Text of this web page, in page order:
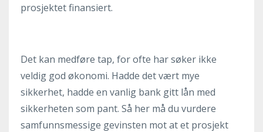
prosjektet finansiert.
Det kan medføre tap, for ofte har søker ikke
veldig god økonomi. Hadde det vært mye
sikkerhet, hadde en vanlig bank gitt lån med
sikkerheten som pant. Så her må du vurdere
samfunnsmessige gevinsten mot at et prosjekt